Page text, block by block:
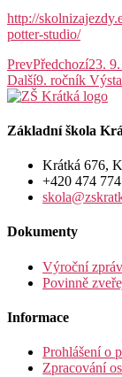
http://
potter-studio/
PrevPředchozí23.
Další9. ročník
Základní škola
Krátká 676,
+420 474
Dokumenty
Výroční
Povinně
Informace
Prohlášení o
Zpracování